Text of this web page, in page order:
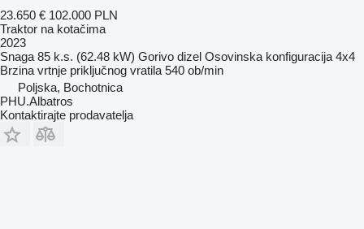
23.650 € 102.000 PLN
Traktor na kotačima
2023
Snaga 85 k.s. (62.48 kW) Gorivo dizel Osovinska konfiguracija 4x4
Brzina vrtnje priključnog vratila 540 ob/min
Poljska, Bochotnica
PHU.Albatros
Kontaktirajte prodavatelja